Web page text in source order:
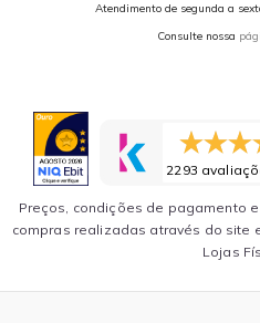
Atendimento de segunda a
Consulte nossa
2293
Preços, condições de pagamento
compras realizadas através do site
Lojas